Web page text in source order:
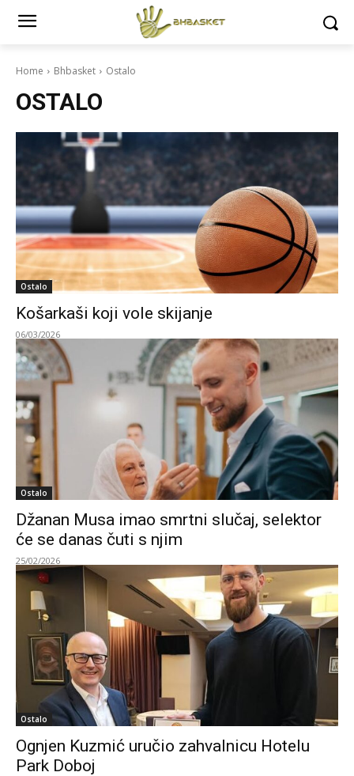
Home Bhbasket Ostalo
OSTALO
Ostalo
Košarkaši koji vole skijanje
06/03/2026
Ostalo
Džanan Musa imao smrtni slučaj, selektor
će se danas čuti s njim
25/02/2026
Ostalo
Ognjen Kuzmić uručio zahvalnicu Hotelu
Park Doboj